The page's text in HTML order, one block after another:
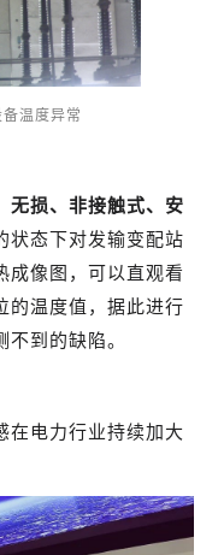
温度异常
无损、非接触式、安
状态下对发输变配站
成像图，可以直观看
的温度值，据此进行
到的缺陷。
在电力行业持续加大